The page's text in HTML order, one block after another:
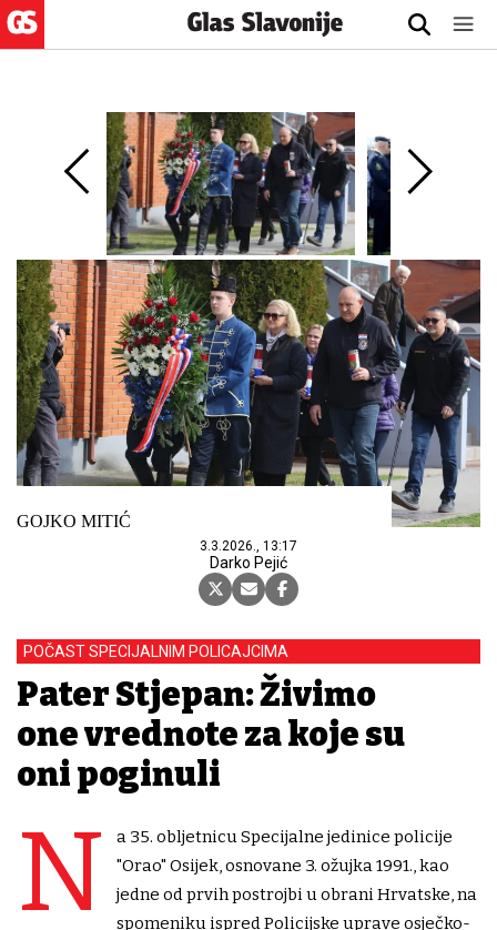
GOJKO MITIĆ
3.3.2026., 13:17
Darko Pejić
POČAST SPECIJALNIM POLICAJCIMA
Pater Stjepan: Živimo
one vrednote za koje su
oni poginuli
N
a 35. obljetnicu Specijalne jedinice policije
"Orao" Osijek, osnovane 3. ožujka 1991., kao
jedne od prvih postrojbi u obrani Hrvatske, na
spomeniku ispred Policijske uprave osječko-